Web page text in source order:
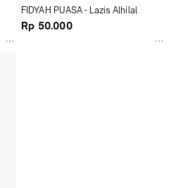
FIDYAH PUASA - Lazis Alhilal
Rp 50.000